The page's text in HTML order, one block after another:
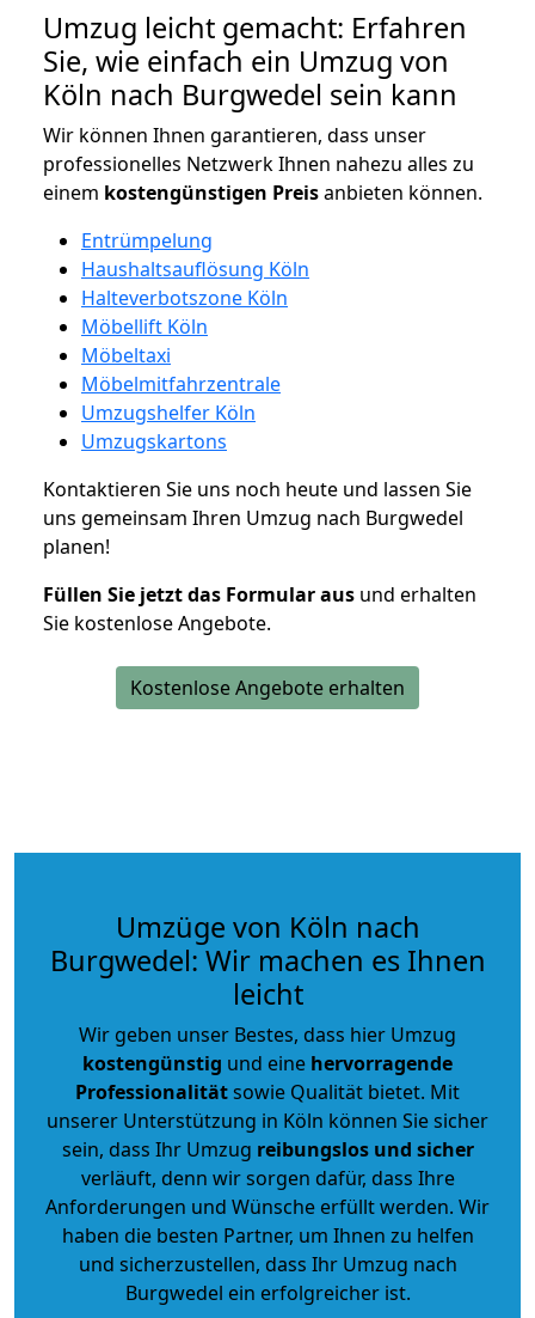
Umzug leicht gemacht: Erfahren
Sie, wie einfach ein Umzug von
Köln nach Burgwedel sein kann
Wir können Ihnen garantieren, dass unser
professionelles Netzwerk Ihnen nahezu alles zu
einem kostengünstigen Preisanbieten können.
Entrümpelung
Haushaltsauflösung Köln
Halteverbotszone Köln
Möbellift Köln
Möbeltaxi
Möbelmitfahrzentrale
Umzugshelfer Köln
Umzugskartons
Kontaktieren Sie uns noch heute und lassen Sie
uns gemeinsam Ihren Umzug nach Burgwedel
planen!
Füllen Sie jetzt das Formular aus und erhalten
Sie kostenlose Angebote.
Kostenlose Angebote erhalten
Umzüge von Köln nach
Burgwedel: Wir machen es Ihnen
leicht
Wir geben unser Bestes, dass hier Umzug
kostengünstig und eine hervorragende
Professionalitätsowie Qualität bietet. Mit
unserer Unterstützung in Köln können Sie sicher
sein, dass Ihr Umzug reibungslos und sicher
verläuft, denn wir sorgen dafür, dass Ihre
Anforderungen und Wünsche erfüllt werden. Wir
haben die besten Partner, um Ihnen zu helfen
und sicherzustellen, dass Ihr Umzug nach
Burgwedel ein erfolgreicher ist.